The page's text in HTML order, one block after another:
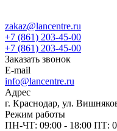
zakaz@lancentre.ru
+7 (861) 203-45-00
+7 (861) 203-45-00
Заказать звонок
E-mail
info@lancentre.ru
Адрес
г. Краснодар, ул.
Режим работы
ПН-ЧТ: 09:00 - 18:00 ПТ: